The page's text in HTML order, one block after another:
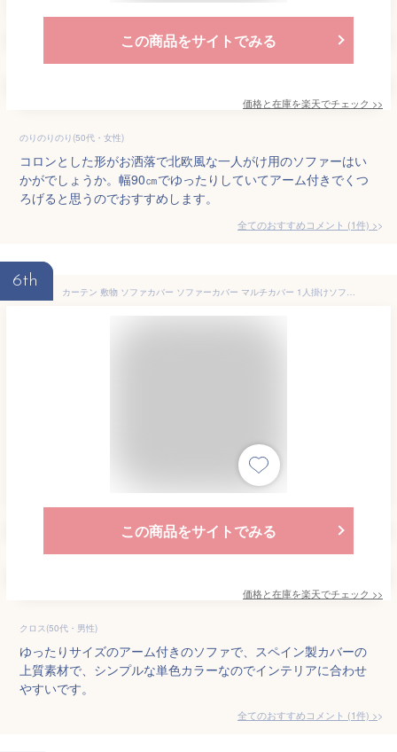
この商品をサイトでみる
価格と在庫を楽天でチェック >>
のりのりのり(50代・女性)
コロンとした形がお洒落で北欧風な一人がけ用のソファーはい
かがでしょうか。幅90㎝でゆったりしていてアーム付きでくつ
ろげると思うのでおすすめします。
全てのおすすめコメント (1件) >
6th
カーテン 敷物 ソファカバー ソファーカバー マルチカバー 1人掛けソファーカバー 1人掛 （スペイン製カバー〈ポンパス〉 ソファカバー アーム付き） 638626
この商品をサイトでみる
価格と在庫を楽天でチェック >>
クロス(50代・男性)
ゆったりサイズのアーム付きのソファで、スペイン製カバーの
上質素材で、シンプルな単色カラーなのでインテリアに合わせ
やすいです。
全てのおすすめコメント (1件) >